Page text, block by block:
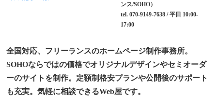
ンス/SOHO）
tel. 070-9149-7638 / 平日 10:00-
17:00
全国対応、フリーランスのホームページ制作事務所。
SOHOならではの価格でオリジナルデザインやセミオーダ
ーのサイトを制作。定額制格安プランや公開後のサポート
も充実。気軽に相談できるWeb屋です。